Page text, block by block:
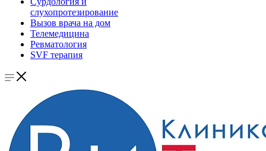
слухопротезирование
Вызов врача на дом
Телемедицина
Ревматология
SVF терапия